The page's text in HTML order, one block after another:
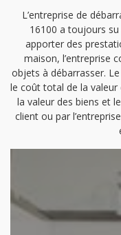
L’entreprise de
16100 a toujours
apporter des
maison, l’entreprise
objets à débarrasser.
le coût total de la valeur
la valeur des biens et
client ou par